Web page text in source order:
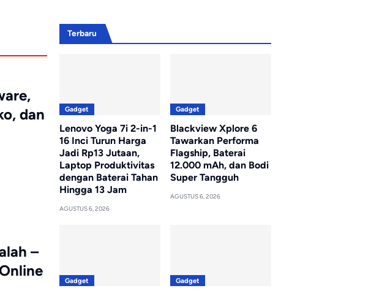
dan
–
Terbaru
Gadget
Lenovo Yoga 7i 2-in-1
16 Inci Turun Harga
Jadi Rp13 Jutaan,
Laptop Produktivitas
dengan Baterai Tahan
Hingga 13 Jam
AGUSTUS 6, 2026
Gadget
Blackview Xplore 6
Tawarkan Performa
Flagship, Baterai
12.000 mAh, dan Bodi
Super Tangguh
AGUSTUS 6, 2026
Gadget Gadget